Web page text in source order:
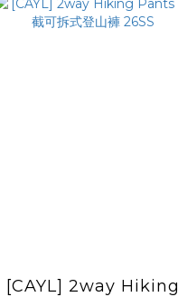
[CAYL] 2way Hiking